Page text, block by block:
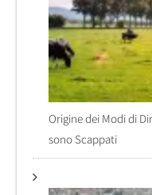
Origine dei Modi di
sono Scappati